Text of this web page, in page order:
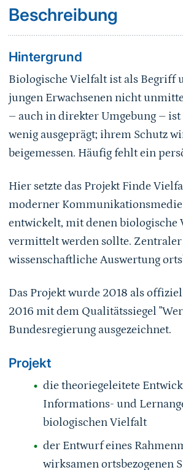
Beschreibung
Hintergrund
Biologische Vielfalt ist als Begriff
jungen Erwachsenen nicht
– auch in direkter Umgebung –
wenig ausgeprägt; ihrem Schutz
beigemessen. Häufig fehlt ein
Hier setzte das Projekt Finde
moderner
entwickelt, mit denen biologische
vermittelt werden sollte.
wissenschaftliche Auswertung
Das Projekt wurde 2018 als
2016 mit dem Qualitätssiegel
Bundesregierung ausgezeichnet.
Projekt
die theoriegeleitete
Informations- und
biologischen Vielfalt
der Entwurf eines
wirksamen ortsbezogenen